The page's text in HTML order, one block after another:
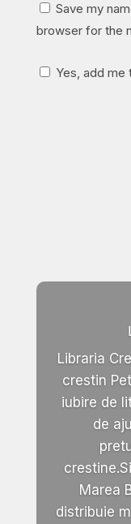
Save my
browser for the
Yes, add me
Libraria
crestin
iubire de
de
Marea
distribuie